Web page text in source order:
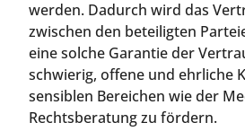
werden. Dadurch wird das
zwischen den beteiligten
eine solche Garantie der
schwierig, offene und ehrliche
sensiblen Bereichen wie der
Rechtsberatung zu fördern.